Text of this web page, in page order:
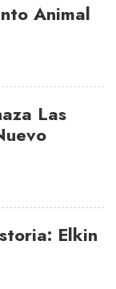
Animal
Las
Elkin